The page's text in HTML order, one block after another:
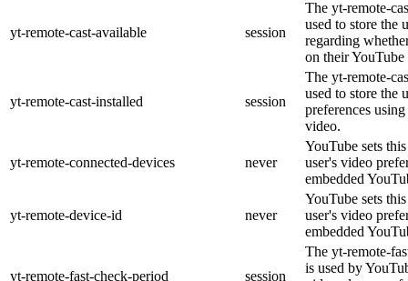
yt-remote-cast-available session
The yt-remote-
used to store the
regarding
on their
yt-remote-cast-installed session
The yt-remote-
used to store the
preferences
video.
yt-remote-connected-devices never
YouTube sets
user's video
embedded
yt-remote-device-id never
YouTube sets
user's video
embedded
yt-remote-fast-check-period session
The yt-remote-
is used by